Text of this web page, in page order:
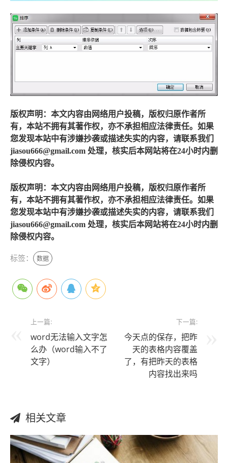
版权声明：本文内容由网络用户投稿，版权归原作者所
有，本站不拥有其著作权，亦不承担相应法律责任。如果
您发现本站中有涉嫌抄袭或描述失实的内容，请联系我们
jiasou666@gmail.com 处理，核实后本网站将在24小时内删
除侵权内容。
版权声明：本文内容由网络用户投稿，版权归原作者所
有，本站不拥有其著作权，亦不承担相应法律责任。如果
您发现本站中有涉嫌抄袭或描述失实的内容，请联系我们
jiasou666@gmail.com 处理，核实后本网站将在24小时内删
除侵权内容。
标签： 数据
上一篇:
word无法输入文字怎
么办（word输入不了
文字）
下一篇:
今天点的保存，把昨
天的表格内容覆盖
了，有把昨天的表格
内容找出来吗
相关文章